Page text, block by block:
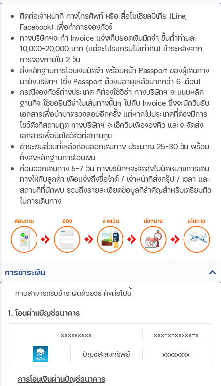
ติดต่อเจ้าหน้าที่ ทางโทรศัพท์ หรือ สื่อโซเชียลมีเดีย (Line,
Facebook) เพื่อทำการจองทัวร์
ทางบริษัทฯจะทำ Invoice แจ้งเก็บยอดเงินมัดจำ ขั้นต่ำท่านละ
10,000-20,000 บาท (แต่ละโปรแกรมไม่เท่ากัน) ชำระหลังจาก
การจองภายใน 2 วัน
ส่งหลักฐานการโอนเงินมัดจำ พร้อมหน้า Passport ของผู้เดินทาง
มายังบริษัทฯ (ซึ่ง Passport ต้องมีอายุเหลือมากกว่า 6 เดือน)
กรณีจองทัวร์ต่างประเทศ ที่ต้องใช้วีซ่า ทางบริษัทฯ จะแนบหลัก
ฐานที่จะใช้ขอยื่นวีซ่าในเส้นทางนั้นๆ ไปกับ Invoice ซึ่งจะนัดวันรับ
เอกสารเพื่อนำมาตรวจสอบอีกครั้ง แต่หากไปประเทศที่ต้องมีการ
โชว์ตัวที่สถานทูต ทางบริษัทฯ จะเช็ควันเพื่อจองคิว และจะจัดส่ง
เอกสารเพื่อนัดโชว์ตัวที่สถานทูต
ชำระเงินส่วนที่เหลือก่อนออกเดินทาง ประมาณ 25-30 วัน พร้อม
ทั้งส่งหลักฐานการโอนเงิน
ก่อนออกเดินทาง 5-7 วัน ทางบริษัทฯจะจัดส่งใบนัดหมายการเดิน
ทางให้กับลูกค้า เพื่อแจ้งถึงชื่อไกด์ / เจ้าหน้าที่ส่งกรุ๊ป / เวลา และ
สถานที่ที่นัดพบ รวมถึงรายละเอียดข้อมูลที่สำคัญสำหรับเตรียมตัว
ในการเดินทาง
การชำระเงิน
ท่านสามารถรับชำระเงินด้วยวิธี ดังต่อไปนี้
1. โอนผ่านบัญชีธนาคาร
บัญชีสะสมทรัพย์
xxxxxxxxx
xxxxxxxx
xxx-x-xxxxx-x
การโอนเงินผ่านบัญชีธนาคาร